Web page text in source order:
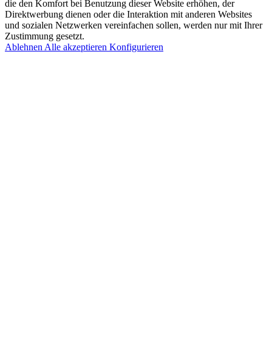
die den Komfort bei Benutzung dieser Website erhöhen, der
Direktwerbung dienen oder die Interaktion mit anderen Websites
und sozialen Netzwerken vereinfachen sollen, werden nur mit Ihrer
Zustimmung gesetzt.
Ablehnen Alle akzeptieren Konfigurieren